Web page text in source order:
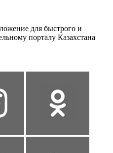
для быстрого и
порталу Казахстана